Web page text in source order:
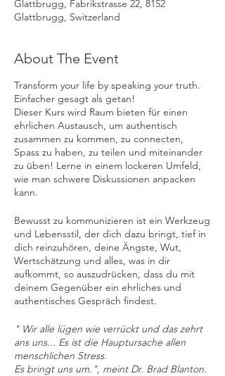
Glattbrugg, Fabrikstrasse 22, 8152
Glattbrugg, Switzerland
About The Event
Transform your life by speaking your truth.
Einfacher gesagt als getan!
Dieser Kurs wird Raum bieten für einen
ehrlichen Austausch, um authentisch
zusammen zu kommen, zu connecten,
Spass zu haben, zu teilen und miteinander
zu üben! Lerne in einem lockeren Umfeld,
wie man schwere Diskussionen anpacken
kann.
Bewusst zu kommunizieren ist ein Werkzeug
und Lebensstil, der dich dazu bringt, tief in
dich reinzuhören, deine Ängste, Wut,
Wertschätzung und alles, was in dir
aufkommt, so auszudrücken, dass du mit
deinem Gegenüber ein ehrliches und
authentisches Gespräch findest.
" Wir alle lügen wie verrückt und das zehrt
ans uns... Es ist die Hauptursache allen
menschlichen Stress.
Es bringt uns um.", meint Dr. Brad Blanton.